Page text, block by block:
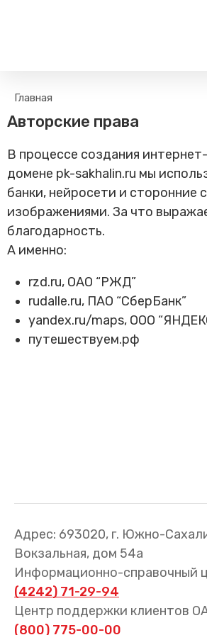
Пассажирам
Тарифы и льготы
Способы оплаты проезда
Камеры хранения
Правила
Маломобильным
пассажирам
Моя карта попала в стоп-
лист
Трансфер пассажиров
Единый номер вызова экстренных
112
Главная
Авторские права
В процессе создания
домене pk-sakhalin.ru мы
банки, нейросети и сторонние
изображениями. За что
благодарность.
А именно:
rzd.ru, ОАО “РЖД”
rudalle.ru, ПАО “СберБанк”
yandex.ru/maps, ООО
путешествуем.рф
Адрес: 693020, г. Южно-
Вокзальная, дом 54а
Информационно-справочный
(4242) 71-29-94
Центр поддержки клиентов
(800) 775-00-00